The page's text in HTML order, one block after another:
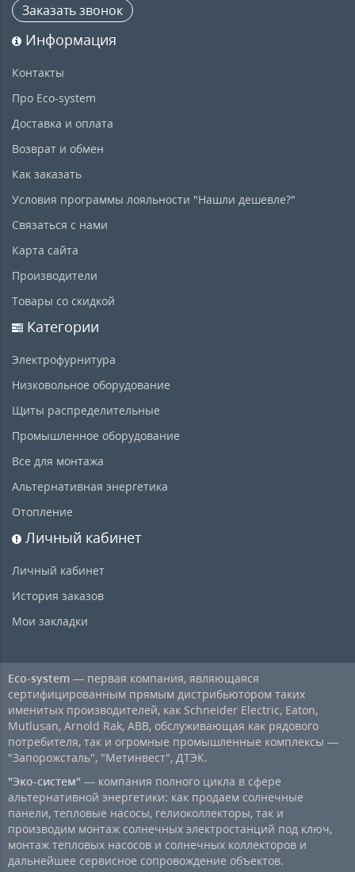
Заказать звонок
Информация
Контакты
Про Eco-system
Доставка и оплата
Возврат и обмен
Как заказать
Условия программы лояльности "Нашли дешевле?"
Связаться с нами
Карта сайта
Производители
Товары со скидкой
Категории
Электрофурнитура
Низковольное оборудование
Щиты распределительные
Промышленное оборудование
Все для монтажа
Альтернативная энергетика
Отопление
Личный кабинет
Личный кабинет
История заказов
Мои закладки
Eco-system — первая компания, являющаяся
сертифицированным прямым дистрибьютором таких
именитых производителей, как Schneider Electric, Eaton,
Mutlusan, Arnold Rak, ABB, обслуживающая как рядового
потребителя, так и огромные промышленные комплексы —
"Запорожсталь", "Метинвест", ДТЭК.
"Эко-систем" — компания полного цикла в сфере
альтернативной энергетики: как продаем солнечные
панели, тепловые насосы, гелиоколлекторы, так и
производим монтаж солнечных электростанций под ключ,
монтаж тепловых насосов и солнечных коллекторов и
дальнейшее сервисное сопровождение объектов.